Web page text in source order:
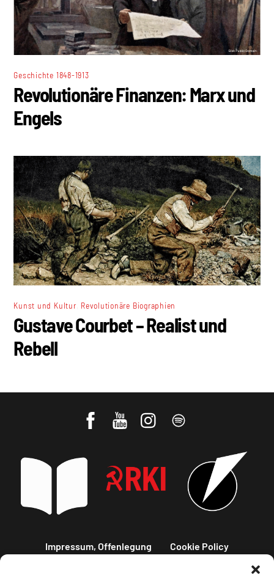
Geschichte 1848-1913
Revolutionäre Finanzen: Marx und
Engels
Kunst und Kultur Revolutionäre Biographien
Gustave Courbet – Realist und
Rebell
Impressum, Offenlegung Cookie Policy